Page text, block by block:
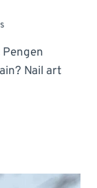
Nail art